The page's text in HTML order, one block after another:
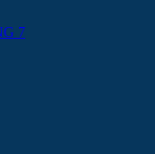
7